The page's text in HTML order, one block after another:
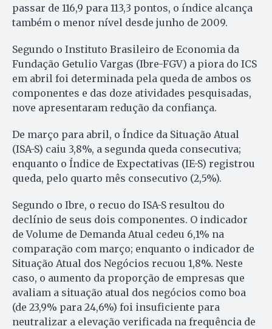
passar de 116,9 para 113,3 pontos, o índice alcança
também o menor nível desde junho de 2009.
Segundo o Instituto Brasileiro de Economia da
Fundação Getulio Vargas (Ibre-FGV) a piora do ICS
em abril foi determinada pela queda de ambos os
componentes e das doze atividades pesquisadas,
nove apresentaram redução da confiança.
De março para abril, o Índice da Situação Atual
(ISA-S) caiu 3,8%, a segunda queda consecutiva;
enquanto o Índice de Expectativas (IE-S) registrou
queda, pelo quarto mês consecutivo (2,5%).
Segundo o Ibre, o recuo do ISA-S resultou do
declínio de seus dois componentes. O indicador
de Volume de Demanda Atual cedeu 6,1% na
comparação com março; enquanto o indicador de
Situação Atual dos Negócios recuou 1,8%. Neste
caso, o aumento da proporção de empresas que
avaliam a situação atual dos negócios como boa
(de 23,9% para 24,6%) foi insuficiente para
neutralizar a elevação verificada na frequência de